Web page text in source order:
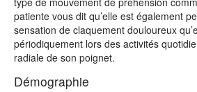
patiente vous dit qu’elle est également
sensation de claquement douloureux
périodiquement lors des activités
radiale de son poignet.
Démographie